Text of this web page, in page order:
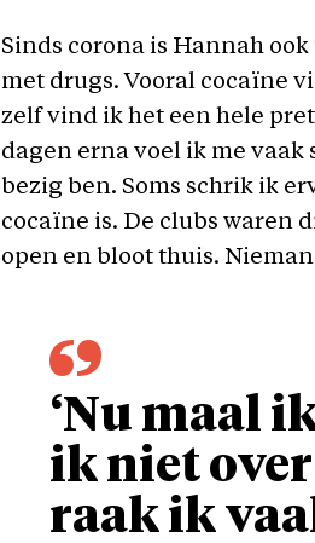
Sinds corona is Hannah
met drugs. Vooral cocaïne
zelf vind ik het een hele
dagen erna voel ik me
bezig ben. Soms schrik ik
cocaïne is. De clubs waren
open en bloot thuis.
‘Nu maal
ik niet
raak ik